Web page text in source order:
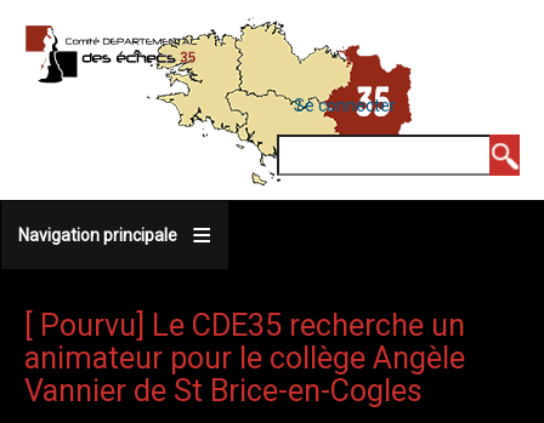
contenu
MENU
DU
COMPTE
DE
Se connecter
Navigation principale
[ Pourvu] Le CDE35 recherche un
animateur pour le collège Angèle
Vannier de St Brice-en-Cogles